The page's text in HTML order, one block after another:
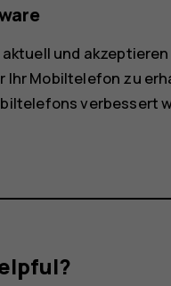
und
Mobiltelefon zu
verbessert